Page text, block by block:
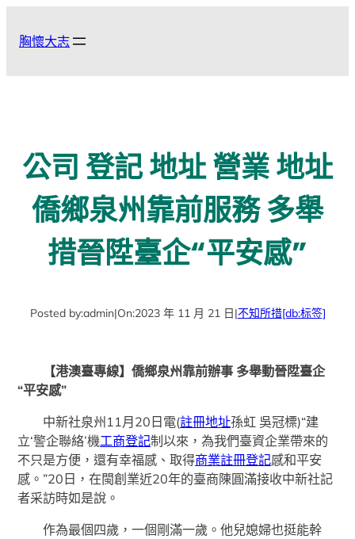
胸懷大志
公司 登記 地址 營業 地址
僑鄉泉州靠前服務 多舉
措晉陞臺企“平安感”
Posted by:admin|On:2023 年 11 月 21 日|不知所措[db:标签]
【港澳臺專線】僑鄉泉州靠前辦事 多舉動晉陞臺企
“平安感”
中新社泉州11月20日電(註冊地址孫虹 吳冠標)“建
立‘警企聯絡’機工商登記制以來，為我們臺資企業帶來的
不只是方便，還有幸福感、取得商業註冊登記感和平安
感。”20日，在閩創業近20年的臺商陳圓滿接收中新社記
者采訪時如是說。
作為最個四歲，一個剛滿一歲。他兒媳婦也挺能幹